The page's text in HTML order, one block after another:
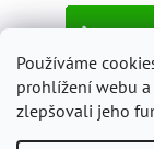
Používáme
prohlížení webu
zlepšovali jeho